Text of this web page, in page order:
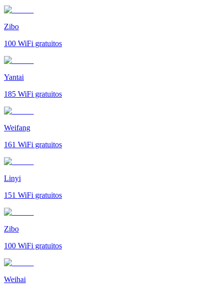
Zibo
100 WiFi gratuitos
Yantai
185 WiFi gratuitos
Weifang
161 WiFi gratuitos
Linyi
151 WiFi gratuitos
Zibo
100 WiFi gratuitos
Weihai